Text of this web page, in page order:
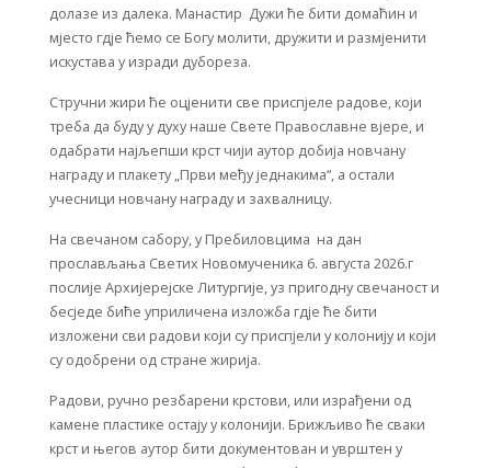
долазе из далека. Манастир Дужи ће бити домаћин и
мјесто гдје ћемо се Богу молити, дружити и размјенити
искустава у изради дубореза.
Стручни жири ће оцјенити све приспјеле радове, који
треба да буду у духу наше Свете Православне вјере, и
одабрати најљепши крст чији аутор добија новчану
награду и плакету „Први међу једнакима“, а остали
учесници новчану награду и захвалницу.
На свечаном сабору, у Пребиловцима на дан
прослављања Светих Новомученика 6. августа 2026.г
послије Архијерејске Литургије, уз пригодну свечаност и
бесједе биће уприличена изложба гдје ће бити
изложени сви радови који су приспјели у колонију и који
су одобрени од стране жирија.
Радови, ручно резбарени крстови, или израђени од
камене пластике остају у колонији. Брижљиво ће сваки
крст и његов аутор бити документован и уврштен у